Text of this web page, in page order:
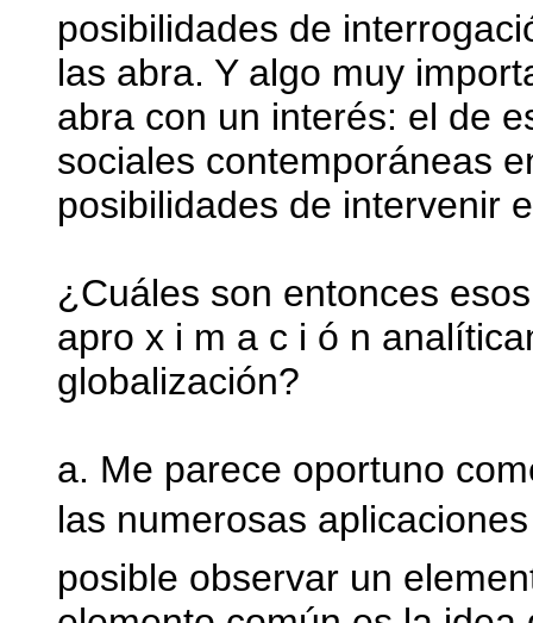
posibilidades de
las abra. Y algo muy
abra con un interés: el de
sociales contemporáneas
posibilidades de intervenir
¿Cuáles son entonces
apro x i m a c i ó n
globalización?
a. Me parece oportuno
las numerosas aplicaciones
posible observar un